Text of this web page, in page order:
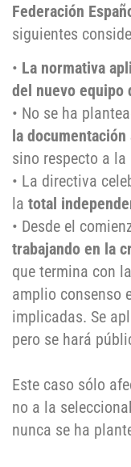
Federación
siguientes
• La normativa
del nuevo equipo
• No se ha
la
sino respecto a
• La directiva
la total
• Desde el
trabajando en la
que termina con
amplio consenso
implicadas. Se
pero se hará
Este caso sólo
no a la
nunca se ha